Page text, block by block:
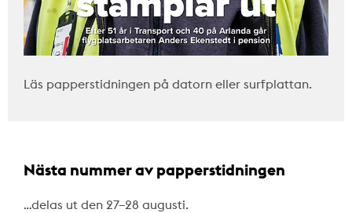
Läs papperstidningen på datorn eller surfplattan.
Nästa nummer av papperstidningen
…delas ut den 27–28 augusti.